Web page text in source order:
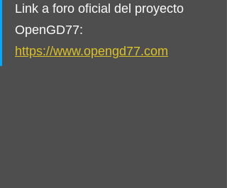
Link a foro oficial del proyecto
OpenGD77:
https://www.opengd77.com